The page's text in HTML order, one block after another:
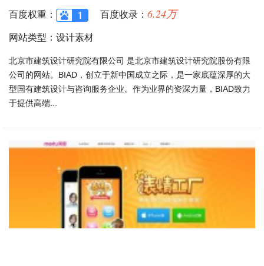
百度权重： 百度收录： 6.24万
网站类型：设计素材
北京市建筑设计研究院有限公司 是北京市建筑设计研究院股份有限
公司的网站。BIAD，创立于新中国成立之际，是一家底蕴深厚的大
型国有建筑设计与咨询服务企业。作为业界的资深力量，BIAD致力
于提供高端...